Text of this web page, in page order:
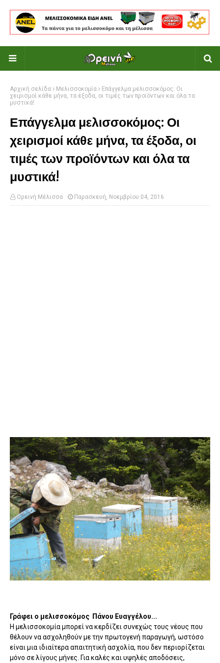
Αρχική σελίδα Μελισσοκομία
Επάγγελμα μελισσοκόμος: Οι
χειρισμοί κάθε μήνα, τα έξοδα, οι τιμές των προϊόντων και όλα τα
μυστικά!
Επάγγελμα μελισσοκόμος: Οι
χειρισμοί κάθε μήνα, τα έξοδα, οι
τιμές των προϊόντων και όλα τα
μυστικά!
Ορεινή Μέλισσα Παρασκευή, Νοεμβρίου 04, 2016
Γράφει ο μελισσοκόμος Πάνου Ευαγγέλου...
H μελισσοκομία μπορεί να κερδίζει συνεχώς τους νέους που
θέλουν να ασχοληθούν με την πρωτογενή παραγωγή, ωστόσο
είναι μια ιδιαίτερα απαιτητική ασχολία, που δεν περιορίζεται
μόνο σε λίγους μήνες. Για καλές και υψηλές αποδόσεις,